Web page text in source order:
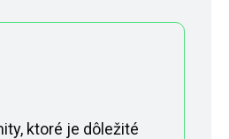
ktoré je dôležité